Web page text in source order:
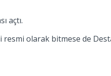
açtı.
olarak bitmese de